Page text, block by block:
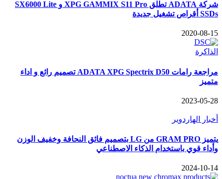
شركة ADATA تطلق XPG GAMMIX S11 Pro و SX6000 Lite
SSDs أقراص تشغيل جديدة
2020-08-15
الذاكرة
مراجعة رامات ADATA XPG Spectrix D50 تصميم رائع و اداء
متميز
2023-05-28
أخبار الهاردوير
يتميز GRAM PRO من LG بتصميم فائق النحافة وخفيف الوزن
وأداء قوي باستخدام الذكاء الاصطناعي
2024-10-14